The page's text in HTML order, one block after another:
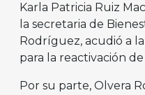
Karla Patricia Ruiz
la secretaria de
Rodríguez, acudió a
para la reactivación
Por su parte, Olvera